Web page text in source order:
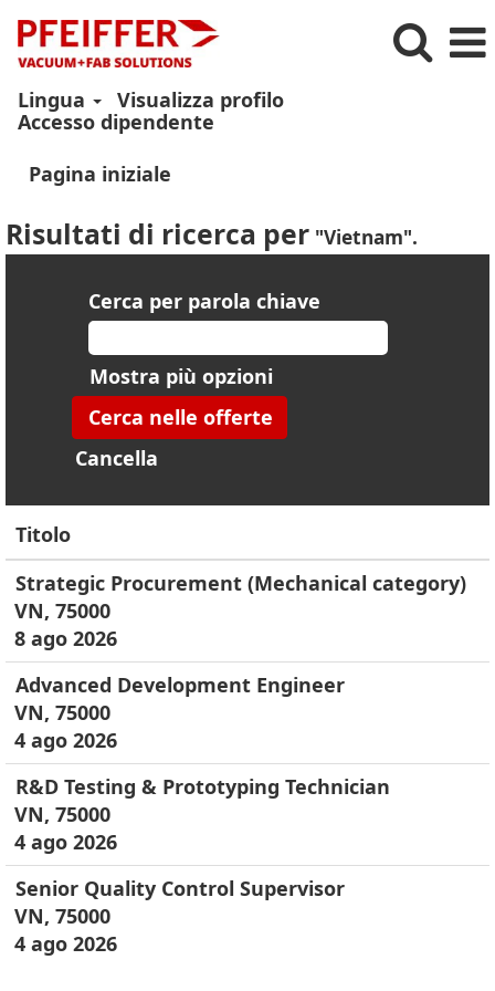
Lingua
Visualizza profilo
Accesso dipendente
Pagina iniziale
Risultati di ricerca per "Vietnam".
Cerca per parola chiave
Mostra più opzioni
Cancella
Titolo
Strategic Procurement (Mechanical category)
VN, 75000
8 ago 2026
Advanced Development Engineer
VN, 75000
4 ago 2026
R&D Testing & Prototyping Technician
VN, 75000
4 ago 2026
Senior Quality Control Supervisor
VN, 75000
4 ago 2026